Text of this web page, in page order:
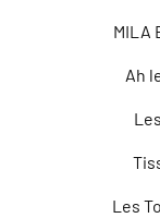
MILA
Ah
Les